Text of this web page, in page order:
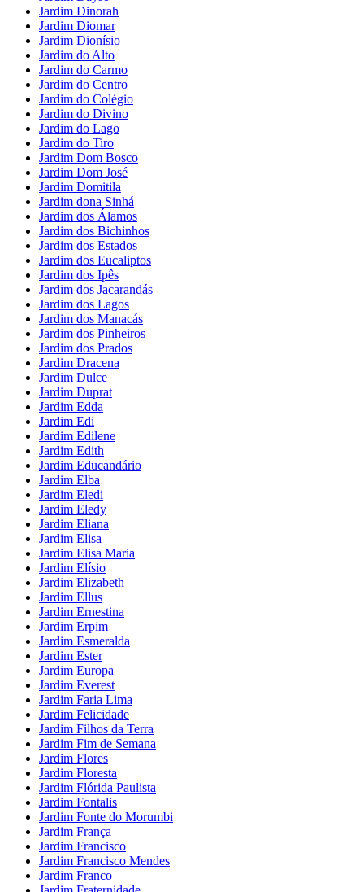
Jardim Dinorah
Jardim Diomar
Jardim Dionísio
Jardim do Alto
Jardim do Carmo
Jardim do Centro
Jardim do Colégio
Jardim do Divino
Jardim do Lago
Jardim do Tiro
Jardim Dom Bosco
Jardim Dom José
Jardim Domitila
Jardim dona Sinhá
Jardim dos Álamos
Jardim dos Bichinhos
Jardim dos Estados
Jardim dos Eucaliptos
Jardim dos Ipês
Jardim dos Jacarandás
Jardim dos Lagos
Jardim dos Manacás
Jardim dos Pinheiros
Jardim dos Prados
Jardim Dracena
Jardim Dulce
Jardim Duprat
Jardim Edda
Jardim Edi
Jardim Edilene
Jardim Edith
Jardim Educandário
Jardim Elba
Jardim Eledi
Jardim Eledy
Jardim Eliana
Jardim Elisa
Jardim Elisa Maria
Jardim Elísio
Jardim Elizabeth
Jardim Ellus
Jardim Ernestina
Jardim Erpim
Jardim Esmeralda
Jardim Ester
Jardim Europa
Jardim Everest
Jardim Faria Lima
Jardim Felicidade
Jardim Filhos da Terra
Jardim Fim de Semana
Jardim Flores
Jardim Floresta
Jardim Flórida Paulista
Jardim Fontalis
Jardim Fonte do Morumbi
Jardim França
Jardim Francisco
Jardim Francisco Mendes
Jardim Franco